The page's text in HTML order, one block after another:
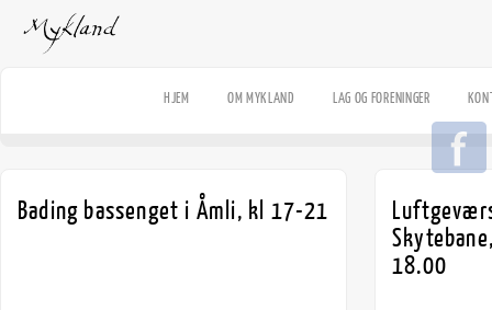
HJEM OM MYKLAND LAG OG FORENINGER
Bading bassenget i Åmli, kl 17-21
18.00